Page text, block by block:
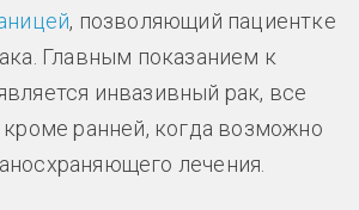
, позволяющий пациентке
Главным показанием к
инвазивный рак, все
кроме ранней, когда возможно
лечения.